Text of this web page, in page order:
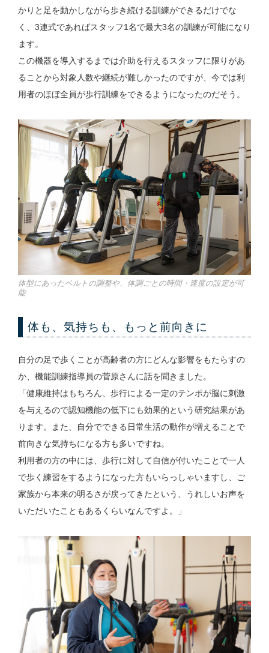
かりと足を動かしながら歩き続ける訓練ができるだけでな
く、3連式であればスタッフ1名で最大3名の訓練が可能になり
ます。
この機器を導入するまでは介助を行えるスタッフに限りがあ
ることから対象人数や継続が難しかったのですが、今では利
用者のほぼ全員が歩行訓練をできるようになったのだそう。
体型にあったベルトの調整や、体調ごとの時間・速度の設定が可
能
体も、気持ちも、もっと前向きに
自分の足で歩くことが高齢者の方にどんな影響をもたらすの
か、機能訓練指導員の菅原さんに話を聞きました。
「健康維持はもちろん、歩行による一定のテンポが脳に刺激
を与えるので認知機能の低下にも効果的という研究結果があ
ります。また、自分でできる日常生活の動作が増えることで
前向きな気持ちになる方も多いですね。
利用者の方の中には、歩行に対して自信が付いたことで一人
で歩く練習をするようになった方もいらっしゃいますし、ご
家族から本来の明るさが戻ってきたという、うれしいお声を
いただいたこともあるくらいなんですよ。」